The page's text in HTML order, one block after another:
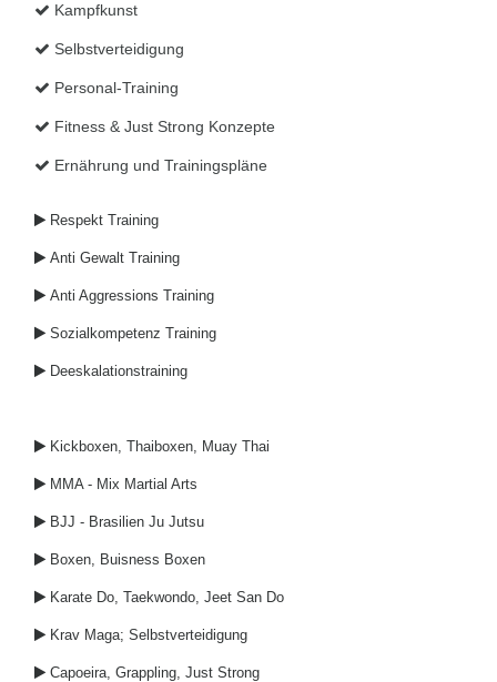
 Kampfkunst
 Selbstverteidigung
 Personal-Training
 Fitness & Just Strong Konzepte
 Ernährung und Trainingspläne
 Respekt Training
 Anti Gewalt Training
 Anti Aggressions Training
 Sozialkompetenz Training
 Deeskalationstraining
 Kickboxen, Thaiboxen, Muay Thai
 MMA - Mix Martial Arts
 BJJ - Brasilien Ju Jutsu
 Boxen, Buisness Boxen
 Karate Do, Taekwondo, Jeet San Do
 Krav Maga; Selbstverteidigung
 Capoeira, Grappling, Just Strong